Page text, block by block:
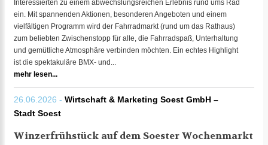
Interessierten zu einem abwechslungsreichen Erlebnis rund ums Rad
ein. Mit spannenden Aktionen, besonderen Angeboten und einem
vielfältigen Programm wird der Fahrradmarkt (rund um das Rathaus)
zum beliebten Zwischenstopp für alle, die Fahrradspaß, Unterhaltung
und gemütliche Atmosphäre verbinden möchten. Ein echtes Highlight
ist die spektakuläre BMX- und...
mehr lesen...
26.06.2026 - Wirtschaft & Marketing Soest GmbH –
Stadt Soest
Winzerfrühstück auf dem Soester Wochenmarkt